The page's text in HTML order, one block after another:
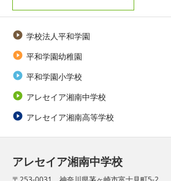
 学校法人平和学園
 平和学園幼稚園
 平和学園小学校
 アレセイア湘南中学校
 アレセイア湘南高等学校
アレセイア湘南中学校